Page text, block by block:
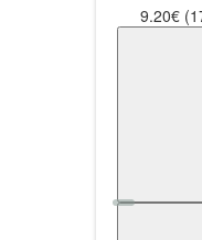
9.20€